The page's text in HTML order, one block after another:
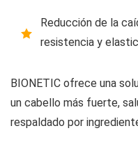
Reducción de la
resistencia y
BIONETIC ofrece una
un cabello más fuerte,
respaldado por